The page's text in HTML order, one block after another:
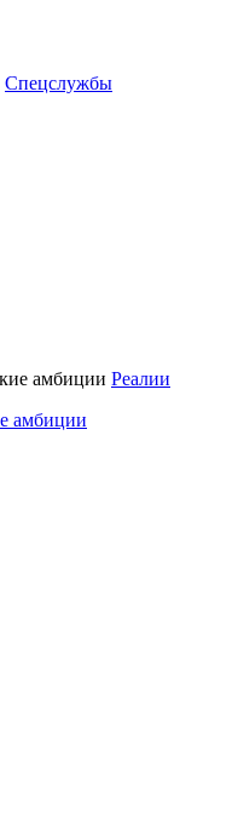
Спецслужбы
Реалии
амбиции